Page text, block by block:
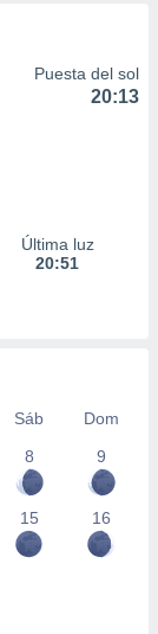
Puesta del sol
20:13
Última luz
20:51
Sáb
Dom
8 9
15 16